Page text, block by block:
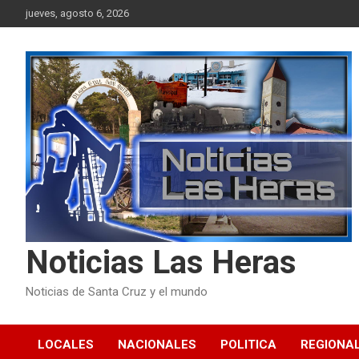
to
jueves, agosto 6, 2026
Noticias Las Heras
Noticias de Santa Cruz y el mundo
LOCALES NACIONALES POLITICA